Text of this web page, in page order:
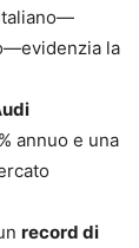
la
annuo e una
record di